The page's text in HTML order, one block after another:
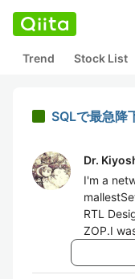
Trend Stock List
SQLで最急降
Dr.
I'm a
RTL
ZOP.I